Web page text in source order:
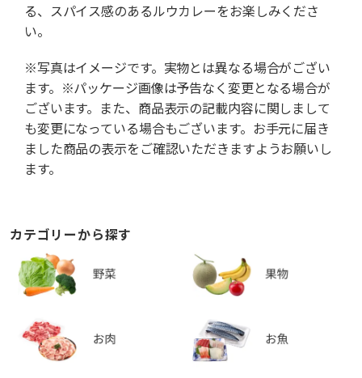
る、スパイス感のあるルウカレーをお楽しみくださ
い。
※写真はイメージです。実物とは異なる場合がござい
ます。※パッケージ画像は予告なく変更となる場合が
ございます。また、商品表示の記載内容に関しまして
も変更になっている場合もございます。お手元に届き
ました商品の表示をご確認いただきますようお願いし
ます。
カテゴリーから探す